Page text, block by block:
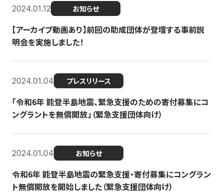
2024.01.12 お知らせ
【アーカイブ動画あり】前回の助成団体が登壇する事前説
明会を実施しました！
2024.01.04 プレスリリース
「令和6年 能登半島地震、緊急支援のための寄付募集にコ
ングラントを無償開放」（緊急支援団体向け）
2024.01.04 お知らせ
令和6年 能登半島地震の緊急支援・寄付募集にコングラン
ト無償開放を開始しました（緊急支援団体向け）